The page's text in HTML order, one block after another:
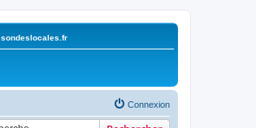
sondeslocales.fr
Connexion